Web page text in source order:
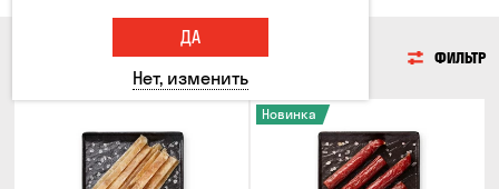
ФИЛЬТР
Новинка
ДА
Нет, изменить